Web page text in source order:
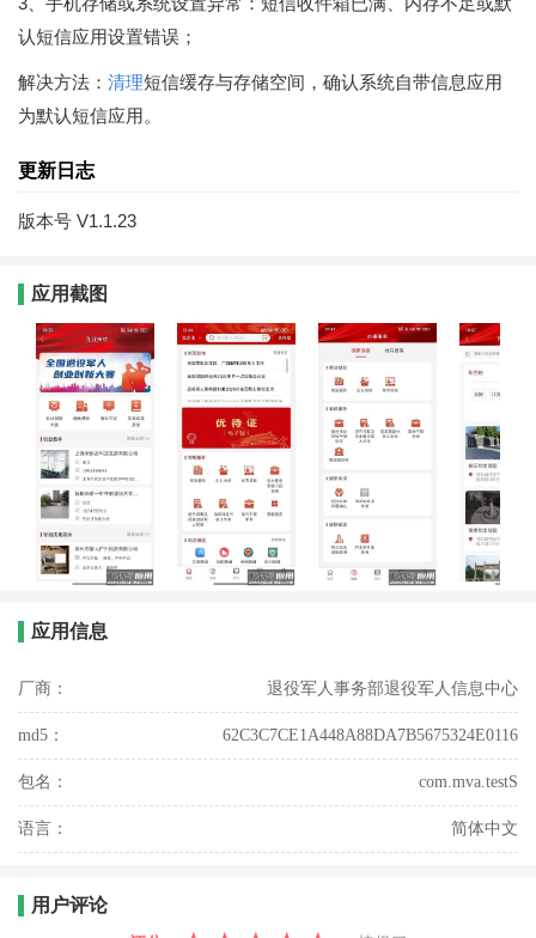
认短信应用设置错误；
解决方法： 清理短信缓存与存储空间，确认系统自带信息应用
为默认短信应用。
更新日志
版本号 V1.1.23
应用截图
应用信息
厂商： 退役军人事务部退役军人信息中心
md5： 62C3C7CE1A448A88DA7B5675324E0116
包名： com.mva.testS
语言： 简体中文
用户评论